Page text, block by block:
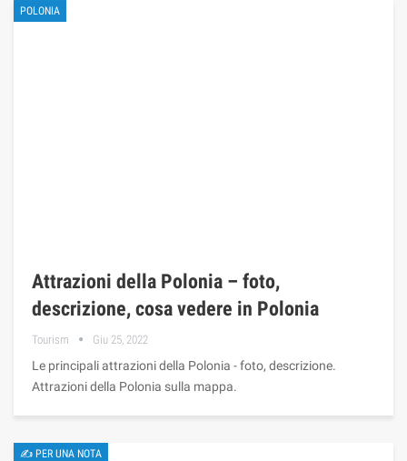
POLONIA
Attrazioni della Polonia – foto,
descrizione, cosa vedere in Polonia
Tourism Giu 25, 2022
Le principali attrazioni della Polonia - foto, descrizione.
Attrazioni della Polonia sulla mappa.
✍ PER UNA NOTA